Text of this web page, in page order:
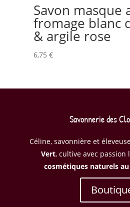
Savon masque
fromage blanc
& argile rose
6,75€
Savonnerie des
Céline, savonnière et
Vert, cultive avec
cosmétiques naturels